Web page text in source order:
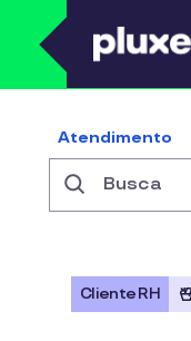
Pular para o
Atendimento
Cliente RH